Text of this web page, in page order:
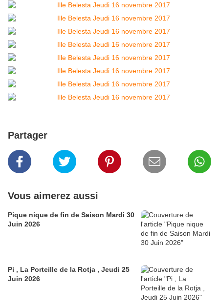
Partager
Vous aimerez aussi
Pique nique de fin de Saison Mardi 30
Juin 2026
Pi , La Porteille de la Rotja , Jeudi 25
Juin 2026